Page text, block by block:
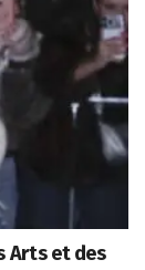
Arts et des